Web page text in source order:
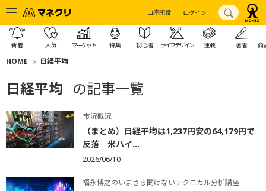
口座開設 ログイン
新着 人気 マーケット 特集 初心者 ライフデザイン 連載 著者 商
HOME 日経平均
日経平均 の記事一覧
市況概況
（まとめ）日経平均は1,237円安の64,179円で
反落 米ハイ...
2026/06/10
福永博之のいまさら聞けないテクニカル分析講座